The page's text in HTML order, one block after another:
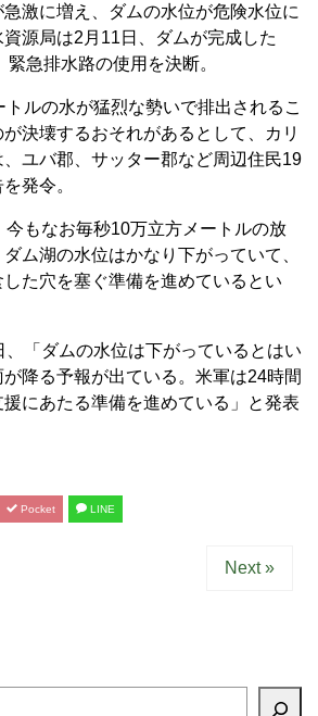
激に増え、ダムの水位が危険水位に
源局は2月11日、ダムが完成した
急排水路の使用を決断。
ルの水が猛烈な勢いで排出されるこ
決壊するおそれがあるとして、カリ
ユバ郡、サッター郡など周辺住民19
発令。
もなお毎秒10万立方メートルの放
ム湖の水位はかなり下がっていて、
た穴を塞ぐ準備を進めているとい
「ダムの水位は下がっているとはい
降る予報が出ている。米軍は24時間
にあたる準備を進めている」と発表
Pocket LINE
Next »